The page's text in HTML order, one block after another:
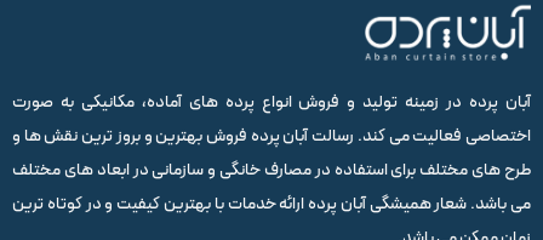
آبان پرده در زمینه تولید و فروش انواع پرده های آماده، مکانیکی به صورت
اختصاصی فعالیت می کند. رسالت آبان پرده فروش بهترین و بروز ترین نقش ها و
طرح های مختلف برای استفاده در مصارف خانگی و سازمانی در ابعاد های مختلف
می باشد. شعار همیشگی آبان پرده ارائه خدمات با بهترین کیفیت و در کوتاه ترین